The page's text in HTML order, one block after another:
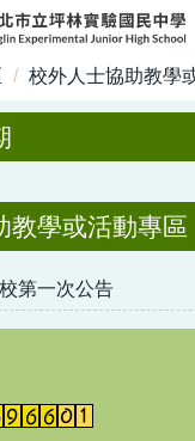
校外人士協助教學
教學或活動專區
第一次公告